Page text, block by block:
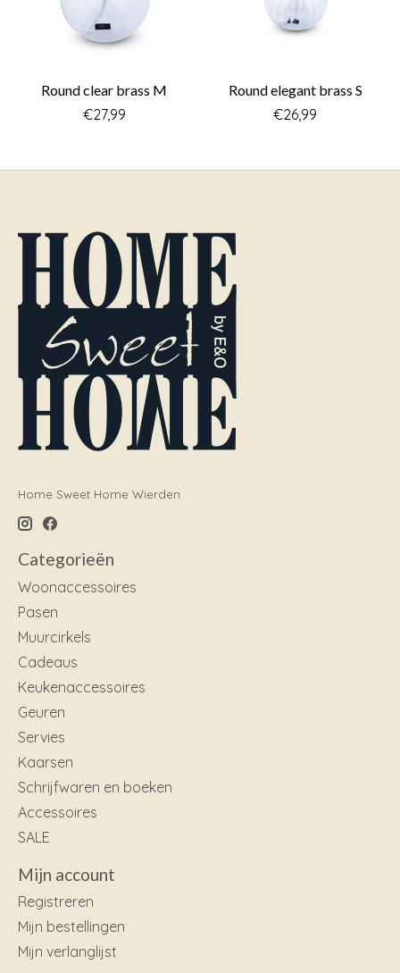
Round clear brass M
€27,99
Round elegant brass S
€26,99
Home Sweet Home Wierden
Categorieën
Woonaccessoires
Pasen
Muurcirkels
Cadeaus
Keukenaccessoires
Geuren
Servies
Kaarsen
Schrijfwaren en boeken
Accessoires
SALE
Mijn account
Registreren
Mijn bestellingen
Mijn verlanglijst